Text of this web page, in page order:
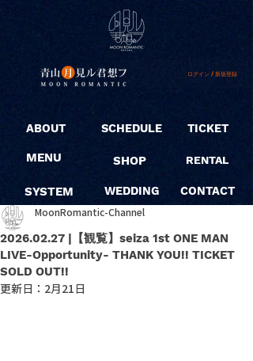
ログイン / 新規登録
ABOUT
MENU
SYSTEM
SCHEDULE
SHOP
WEDDING
TICKET
RENTAL
CONTACT
2026.02.27 |【観覧】seiza 1st ONE MAN
LIVE-Opportunity- THANK YOU!! TICKET
SOLD OUT!!
MoonRomantic-Channel
更新日： 2月21日